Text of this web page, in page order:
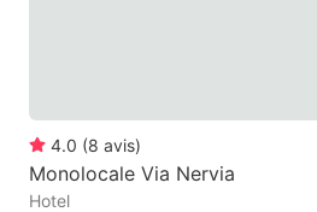
4.0 (8 avis)
Monolocale Via Nervia
Hotel